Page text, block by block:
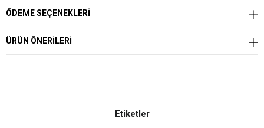
ÖDEME SEÇENEKLERI
ÜRÜN ÖNERILERI
Etiketler